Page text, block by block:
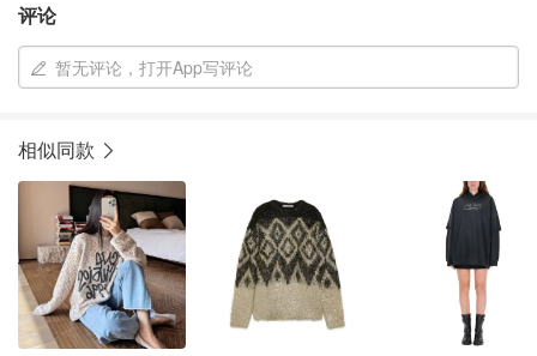
评论
暂无评论，打开App写评论
相似同款